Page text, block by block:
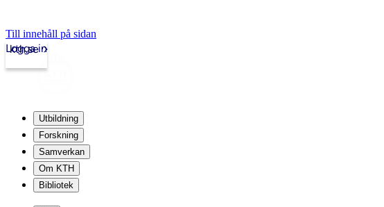
Till innehåll på sidan
kth.se
Logga in
Utbildning
Forskning
Samverkan
Om KTH
Bibliotek